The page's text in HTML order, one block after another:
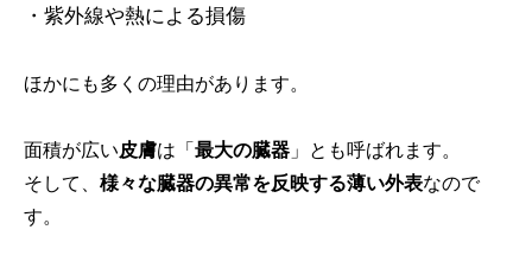
・紫外線や熱による損傷
ほかにも多くの理由があります。
面積が広い皮膚は「最大の臓器 」とも呼ばれます。
そして、 様々な臓器の異常を反映する薄い外表なので
す。